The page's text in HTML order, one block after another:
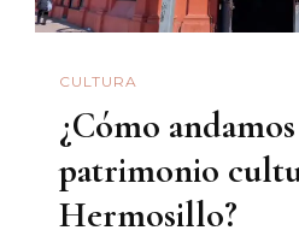
CULTURA
¿Cómo
patrimonio
Hermosillo?